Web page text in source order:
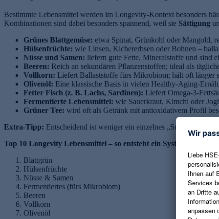
Bestimmte Lebensmittel werden im Longevity-Kontext besonders
Kombinationen sind dabei besonders spannend, weil sie Sättigung
Grünes Blattgemüse: etwa Spinat, Grünkohl oder Mangold,
Hülsenfrüchte: wie Linsen, Kichererbsen oder Bohnen –
Nüsse und Samen: liefern gute Fette, Mineralstoffe und sind
Beeren: Reich an sekundären Pflanzenstoffen; ideal als
Vollkorn: Liefert Ballaststoffe fürs Mikrobiom; hält oft länger
Olivenöl: Eine klassische Basis in vielen Healthy-Aging-
Fetter Fisch (z. B. Lachs, Sardinen): Liefert Omega-3-
Fermentierte Lebensmittel: wie Sauerkraut, Kimchi oder
Grüner Tee: wird oft als Getränk mit antioxidativem Profil
Extra-Tipp: Entscheidend ist weniger ein einzelnes „Superfood“,
Top 10 Longevity Lebensmittel – so entsteht ein System auf dem
Blattgrün
Hülsenfrüchte
Nüsse & Samen
Fermentiertes (fürs Mikrobiom)
Beeren
Vollkorn
Olivenöl